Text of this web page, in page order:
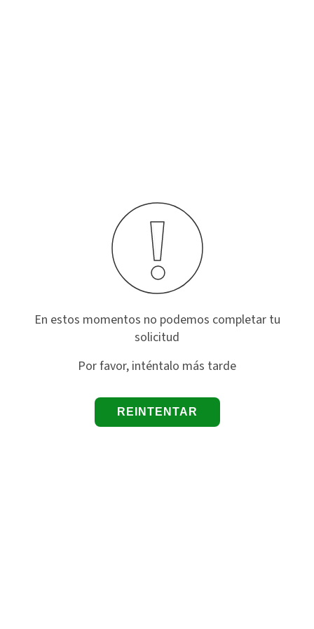
En estos momentos no podemos completar tu
solicitud
Por favor, inténtalo más tarde
REINTENTAR